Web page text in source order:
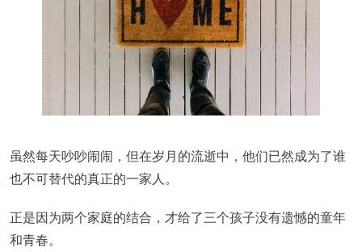
虽然每天吵吵闹闹，但在岁月的流逝中，他们已然成为了谁
也不可替代的真正的一家人。
正是因为两个家庭的结合，才给了三个孩子没有遗憾的童年
和青春。